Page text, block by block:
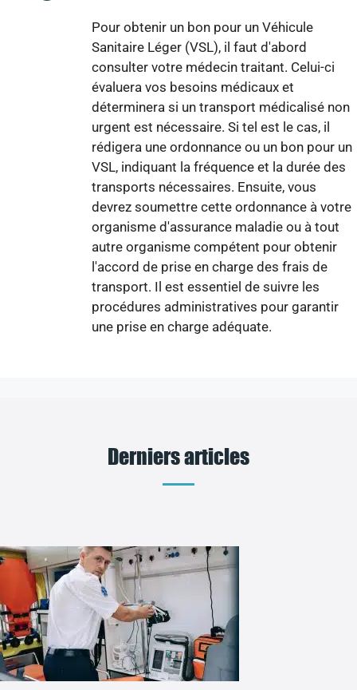
Pour obtenir un bon pour un Véhicule
Sanitaire Léger (VSL), il faut d'abord
consulter votre médecin traitant. Celui-ci
évaluera vos besoins médicaux et
déterminera si un transport médicalisé non
urgent est nécessaire. Si tel est le cas, il
rédigera une ordonnance ou un bon pour un
VSL, indiquant la fréquence et la durée des
transports nécessaires. Ensuite, vous
devrez soumettre cette ordonnance à votre
organisme d'assurance maladie ou à tout
autre organisme compétent pour obtenir
l'accord de prise en charge des frais de
transport. Il est essentiel de suivre les
procédures administratives pour garantir
une prise en charge adéquate.
Derniers articles